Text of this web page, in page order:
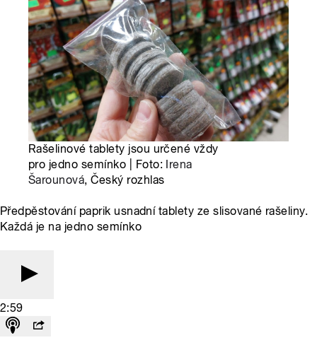
Rašelinové tablety jsou určené vždy
pro jedno semínko | Foto: Irena
Šarounová, Český rozhlas
Předpěstování paprik usnadní tablety ze slisované rašeliny.
Každá je na jedno semínko
2:59